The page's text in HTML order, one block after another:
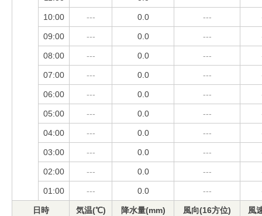
10:00 --- 0.0 ---
09:00 --- 0.0 ---
08:00 --- 0.0 ---
07:00 --- 0.0 ---
06:00 --- 0.0 ---
05:00 --- 0.0 ---
04:00 --- 0.0 ---
03:00 --- 0.0 ---
02:00 --- 0.0 ---
01:00 --- 0.0 ---
日時 気温(℃) 降水量(mm) 風向(16方位) 風